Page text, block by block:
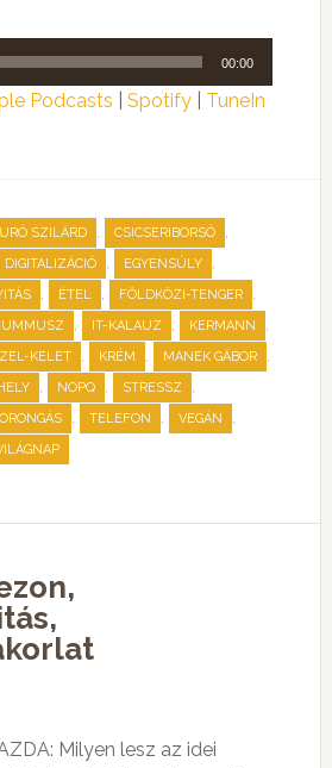
00:00
Podcasts Spotify| TuneIn
SZILÁRD , CSICSERIBORSÓ ,
DIGITALIZÁCIÓ , EGYENSÚLY ,
, ÉTEL , FÖLDKÖZI-TENGER ,
, IT-KALAUZ , KERMANN ,
KELET , KRÉM , MANEK GÁBOR ,
, NOPQ , STRESSZ ,
, TELEFON , VEGÁN ,
Milyen lesz az idei